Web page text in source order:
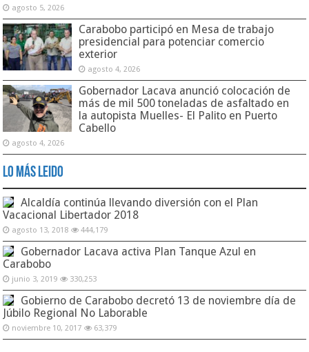
agosto 5, 2026
Carabobo participó en Mesa de trabajo
presidencial para potenciar comercio
exterior
agosto 4, 2026
Gobernador Lacava anunció colocación de
más de mil 500 toneladas de asfaltado en
la autopista Muelles- El Palito en Puerto
Cabello
agosto 4, 2026
Lo Más Leido
Alcaldía continúa llevando diversión con el Plan
Vacacional Libertador 2018
agosto 13, 2018 444,179
Gobernador Lacava activa Plan Tanque Azul en
Carabobo
junio 3, 2019 330,253
Gobierno de Carabobo decretó 13 de noviembre día de
Júbilo Regional No Laborable
noviembre 10, 2017 63,379